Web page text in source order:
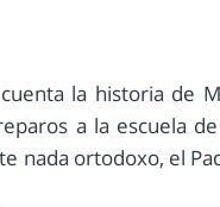
la historia de
a la escuela
nada ortodoxo, el